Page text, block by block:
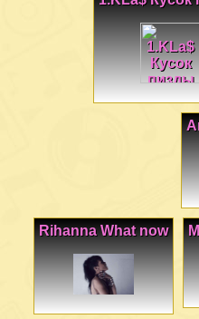
Rihanna What now